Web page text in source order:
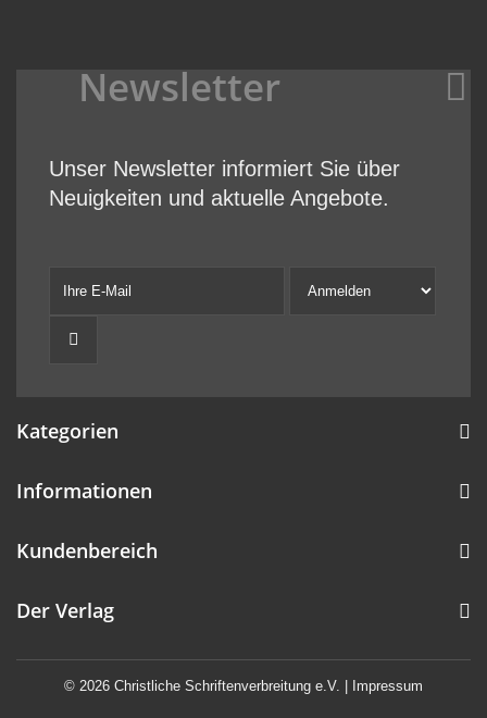
Newsletter
Unser Newsletter informiert Sie über
Neuigkeiten und aktuelle Angebote.
Kategorien
Informationen
© 2026 Christliche Schriftenverbreitung e.V. | Impressum
Kundenbereich
Der Verlag